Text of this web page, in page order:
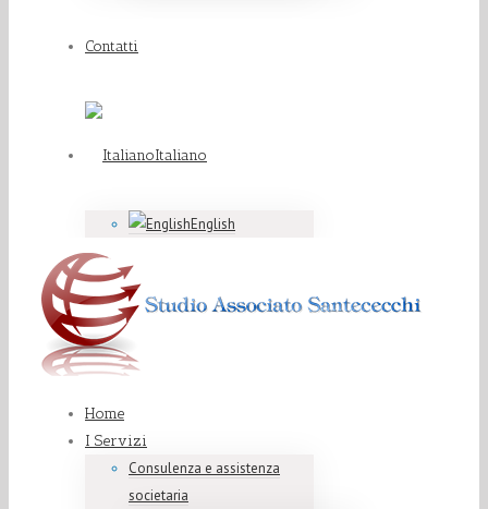
Contatti
Italiano
English
Home
I Servizi
Consulenza e assistenza
societaria